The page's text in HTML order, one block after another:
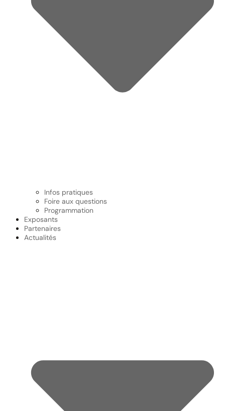
Infos pratiques
Foire aux questions
Programmation
Exposants
Partenaires
Actualités